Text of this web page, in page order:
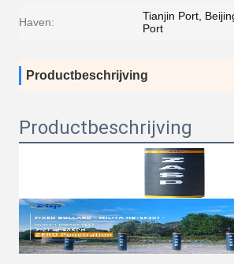
Haven:
Tianjin Port,
Port
Productbeschrijving
Productbeschrijving